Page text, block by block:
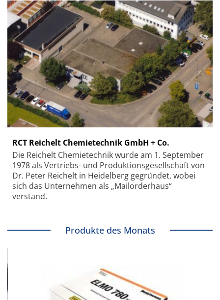
RCT Reichelt Chemietechnik GmbH + Co.
Die Reichelt Chemietechnik wurde am 1. September
1978 als Vertriebs- und Produktionsgesellschaft von
Dr. Peter Reichelt in Heidelberg gegründet, wobei
sich das Unternehmen als „Mailorderhaus“
verstand.
Produkte des Monats